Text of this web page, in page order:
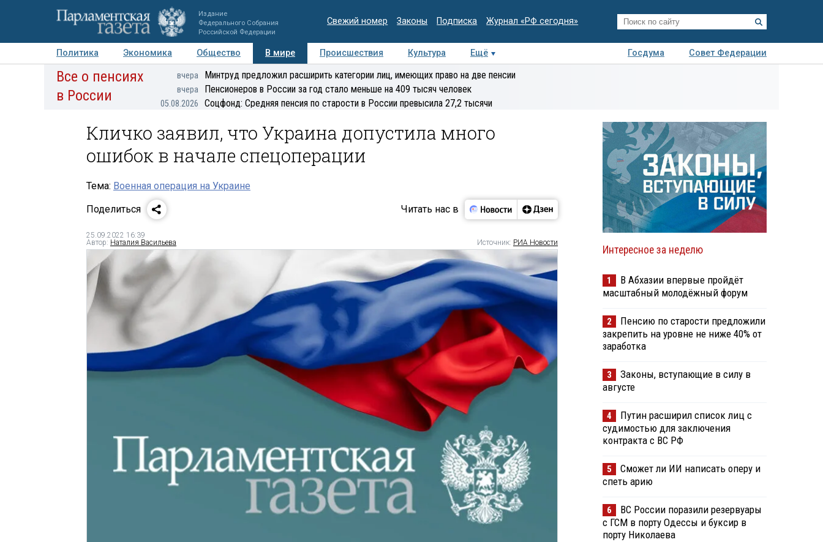
Издание
Федерального Собрания
Российской Федерации
Свежий номер Законы Подписка Журнал «РФ сегодня»
Политика Экономика Общество В мире Происшествия Культура Ещё Госдума
Совет Федерации
Авторы Персоны Мнения Регионы Медиацентр Интервью Колумнисты
Деловая
Все о пенсиях
в России
вчера Минтруд предложил расширить категории лиц, имеющих право на две пенсии
вчера Пенсионеров в России за год стало меньше на 409 тысяч человек
05.08.2026 Соцфонд: Средняя пенсия по старости в России превысила 27,2 тысячи
Кличко заявил, что Украина допустила много
ошибок в начале спецоперации
Тема: Военная операция на Украине
Поделиться
Читать нас в
25.09.2022 16:39
Автор: Наталия Васильева Источник: РИА Новости
Интересное за неделю
1
В Абхазии впервые пройдёт
масштабный молодёжный форум
2
Пенсию по старости предложили
закрепить на уровне не ниже 40% от
заработка
3
Законы, вступающие в силу в
августе
4
Путин расширил список лиц с
судимостью для заключения
контракта с ВС РФ
5
Сможет ли ИИ написать оперу и
спеть арию
6
ВС России поразили резервуары
с ГСМ в порту Одессы и буксир в
порту Николаева